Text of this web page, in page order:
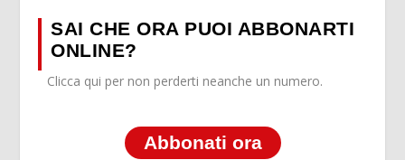
SAI CHE ORA PUOI ABBONARTI
ONLINE?
Clicca qui per non perderti neanche un numero.
Abbonati ora